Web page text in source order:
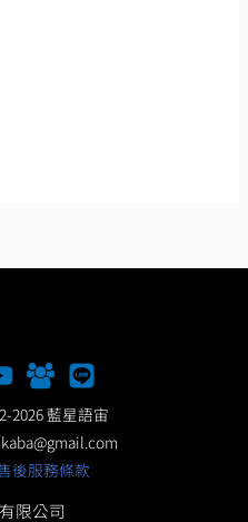
2026 藍星語宙
後服務條款
限公司